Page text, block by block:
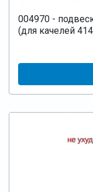
004970 -
(для качелей